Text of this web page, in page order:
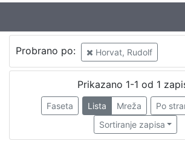
Probrano po: Horvat, Rudolf
Prikazano 1-1 od 1
Faseta Lista Mreža
Po
Sortiranje zapisa